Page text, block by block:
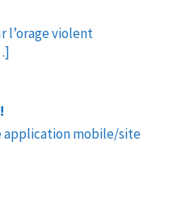
l’orage violent
application mobile/site